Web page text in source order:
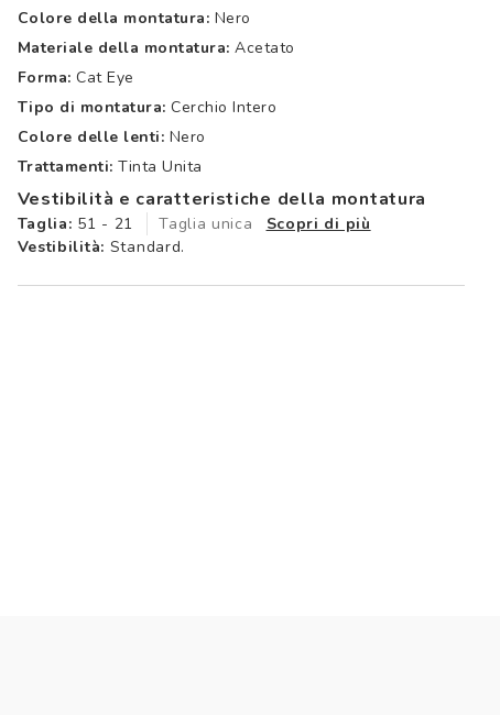
Colore della montatura: Nero
Materiale della montatura: Acetato
Forma: Cat Eye
Tipo di montatura: Cerchio Intero
Colore delle lenti: Nero
Trattamenti: Tinta Unita
Vestibilità e caratteristiche della montatura
Taglia: 51 - 21 Taglia unica
Scopri di più
Vestibilità: Standard.